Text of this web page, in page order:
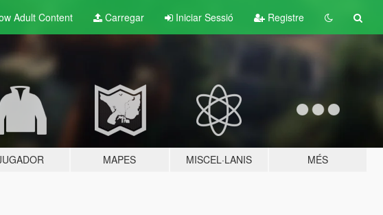
AdultContent Carregar Iniciar Sessió Registre
MAPES MISCEL·LANIS MÉS